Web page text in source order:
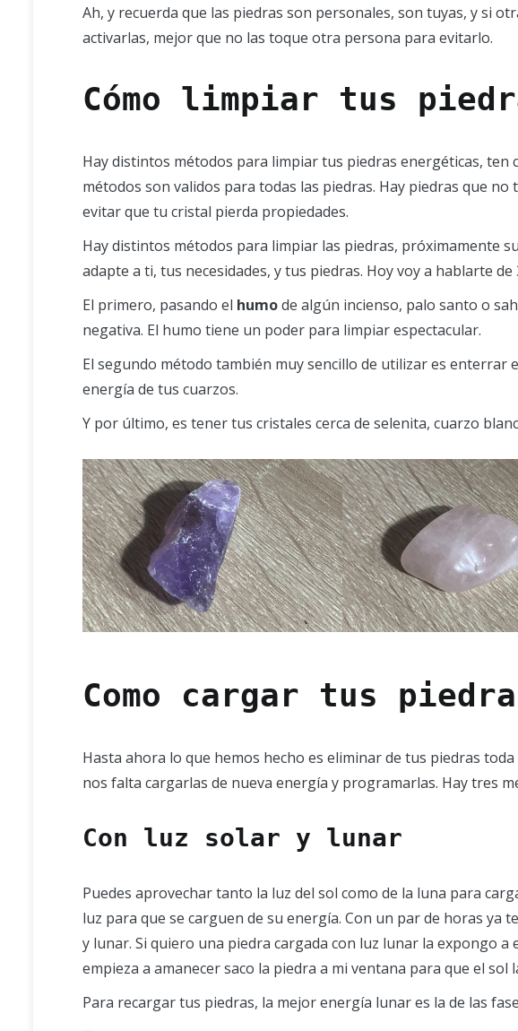
Ah, y recuerda que las piedras son personales, son tuyas, y si
activarlas, mejor que no las toque otra persona para evitarlo.
Cómo limpiar tus
Hay distintos métodos para limpiar tus piedras energéticas, ten
métodos son validos para todas las piedras. Hay piedras que
evitar que tu cristal pierda propiedades.
Hay distintos métodos para limpiar las piedras, próximamente
adapte a ti, tus necesidades, y tus piedras. Hoy voy a hablarte
El primero, pasando el humode algún incienso, palo santo o
negativa. El humo tiene un poder para limpiar espectacular.
El segundo método también muy sencillo de utilizar es enterrar
energía de tus cuarzos.
Y por último, es tener tus cristales cerca de selenita, cuarzo
Como cargar tus
Hasta ahora lo que hemos hecho es eliminar de tus piedras
nos falta cargarlas de nueva energía y programarlas. Hay tres
Con luz solar y lunar
Puedes aprovechar tanto la luz del sol como de la luna para
luz para que se carguen de su energía. Con un par de horas ya
y lunar. Si quiero una piedra cargada con luz lunar la expongo a
empieza a amanecer saco la piedra a mi ventana para que el sol
Para recargar tus piedras, la mejor energía lunar es la de las